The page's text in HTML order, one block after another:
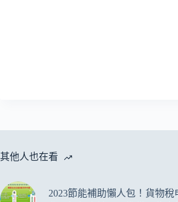
其他人也在看
2023節能補助懶人包！貨物